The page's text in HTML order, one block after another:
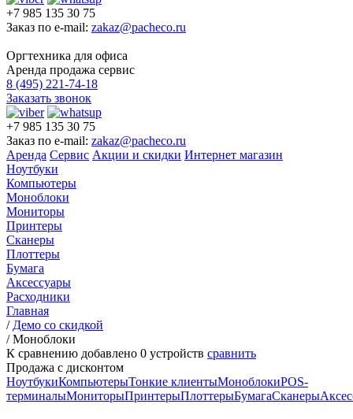
+7 985 135 30 75
Заказ по e-mail: zakaz@pacheco.ru
Оргтехника для офиса
Аренда продажа сервис
8 (495) 221-74-18
Заказать звонок
+7 985 135 30 75
Заказ по e-mail: zakaz@pacheco.ru
Аренда Сервис Акции и скидки Интернет магазин
Ноутбуки
Компьютеры
Моноблоки
Мониторы
Принтеры
Сканеры
Плоттеры
Бумага
Аксессуары
Расходники
Главная
/ Демо со скидкой
/Моноблоки
К сравнению добавлено 0 устройств сравнить
Продажа с дисконтом
НоутбукиКомпьютерыТонкие клиентыМоноблокиPOS-
терминалыМониторыПринтерыПлоттерыБумагаСканеры